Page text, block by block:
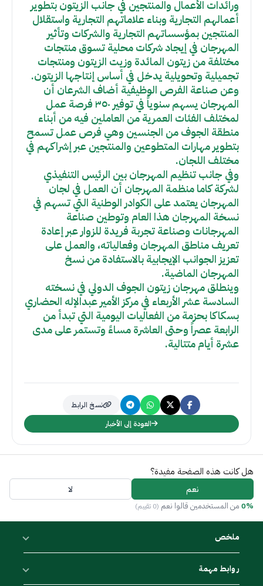
ورائدات الأعمال والمنتجين في جانب الزيتون بتطوير
أعمالهم التجارية وبناء علاماتهم التجارية واستقلال
المنتجين بمؤسساتهم التجارية والشركات وتأثير
المهرجان في إيجاد شركات محلية تسوق منتجات
مختلفة من زيتون المائدة وزيت الزيتون ومنتجات
تجميلية وتحويلية يدخل في أساس إنتاجها الزيتون.
وعن صناعة الفرص الوظيفية أضاف الشرعان أن
المهرجان يسهم سنوياً في توفير ٣٥٠ فرصة عمل
لمختلف الفئات العمرية من العاملين فيه من أبناء
منطقة الجوف من الجنسين وهي فرص عمل تسمح
بتطوير مهارات المتطوعين والمنتجين عبر إشراكهم في
مختلف اللجان.
وفي جانب تنظيم المهرجان بين الرئيس التنفيذي
لشركة كاما منظمة المهرجان أن العمل في لجان
المهرجان يعتمد على الكوادر الوطنية التي تسهم في
نسخة المهرجان هذا العام وتوطين صناعة
المهرجانات وصناعة تجربة فريدة للزوار عبر إعادة
تعريف مناطق المهرجان وفعالياته، والعمل على
تعزيز الجوانب الإيجابية بالاستفادة من نسخ
المهرجان الماضية.
وينطلق مهرجان زيتون الجوف الدولي في نسخته
السادسة عشر الأربعاء في مركز الأمير عبدالإله الحضاري
بسكاكا بحزمة من الفعاليات اليومية التي تبدأ من
الرابعة عصراً وحتى العاشرة مساءً وتستمر على مدى
عشرة أيام متتالية.
نسخ الرابط
العودة إلى الأخبار
هل كانت هذه الصفحة مفيدة؟
نعم لا
0% من المستخدمين قالوا نعم (0 تقييم)
ملخص
روابط مهمة